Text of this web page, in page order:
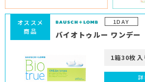
1DAY
オススメ
商品
バイオトゥルー ワンデー
1箱30枚入
詳